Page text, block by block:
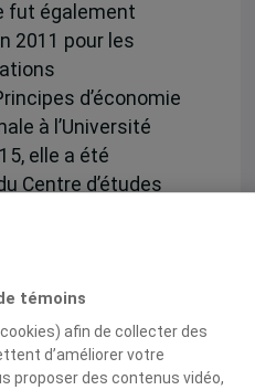
fut également
2011 pour les
d’économie
à l’Université
elle a été
Centre d’études
a participé à de
au 23e
internationale
témoins
afin de collecter des
d’améliorer votre
proposer des contenus vidéo,